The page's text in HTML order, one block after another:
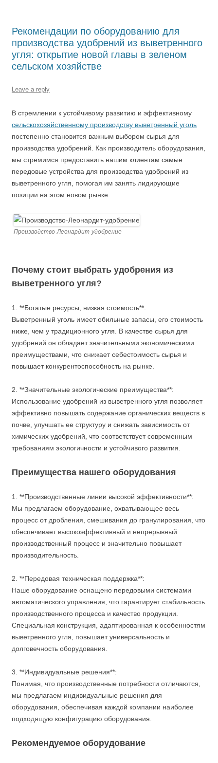
Рекомендации по оборудованию для
производства удобрений из выветренного
угля: открытие новой главы в зеленом
сельском хозяйстве
Leave a reply
В стремлении к устойчивому развитию и эффективному
сельскохозяйственному производству выветренный уголь
постепенно становится важным выбором сырья для
производства удобрений. Как производитель оборудования,
мы стремимся предоставить нашим клиентам самые
передовые устройства для производства удобрений из
выветренного угля, помогая им занять лидирующие
позиции на этом новом рынке.
Производство-Леонардит-удобрение
Почему стоит выбрать удобрения из
выветренного угля?
1. **Богатые ресурсы, низкая стоимость**:
Выветренный уголь имеет обильные запасы, его стоимость
ниже, чем у традиционного угля. В качестве сырья для
удобрений он обладает значительными экономическими
преимуществами, что снижает себестоимость сырья и
повышает конкурентоспособность на рынке.
2. **Значительные экологические преимущества**:
Использование удобрений из выветренного угля позволяет
эффективно повышать содержание органических веществ в
почве, улучшать ее структуру и снижать зависимость от
химических удобрений, что соответствует современным
требованиям экологичности и устойчивого развития.
Преимущества нашего оборудования
1. **Производственные линии высокой эффективности**:
Мы предлагаем оборудование, охватывающее весь
процесс от дробления, смешивания до гранулирования, что
обеспечивает высокоэффективный и непрерывный
производственный процесс и значительно повышает
производительность.
2. **Передовая техническая поддержка**:
Наше оборудование оснащено передовыми системами
автоматического управления, что гарантирует стабильность
производственного процесса и качество продукции.
Специальная конструкция, адаптированная к особенностям
выветренного угля, повышает универсальность и
долговечность оборудования.
3. **Индивидуальные решения**:
Понимая, что производственные потребности отличаются,
мы предлагаем индивидуальные решения для
оборудования, обеспечивая каждой компании наиболее
подходящую конфигурацию оборудования.
Рекомендуемое оборудование